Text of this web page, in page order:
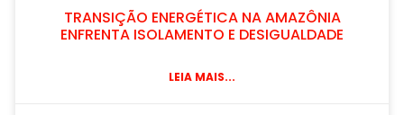
TRANSIÇÃO ENERGÉTICA NA AMAZÔNIA
ENFRENTA ISOLAMENTO E DESIGUALDADE
LEIA MAIS...